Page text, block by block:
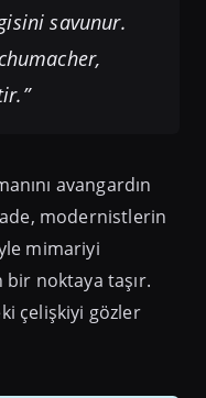
savunur.
avangardın
modernistlerin
mimariyi
bir noktaya taşır.
çelişkiyi gözler